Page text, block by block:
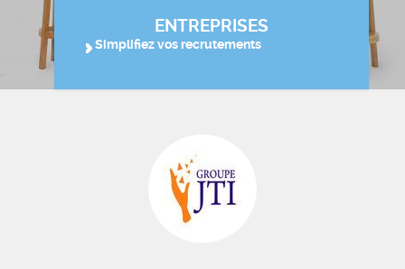
ENTREPRISES
Simplifiez vos recrutements